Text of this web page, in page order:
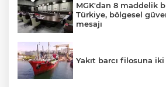
MGK'dan 8 maddelik
Türkiye, bölgesel
mesajı
Yakıt barcı filosuna